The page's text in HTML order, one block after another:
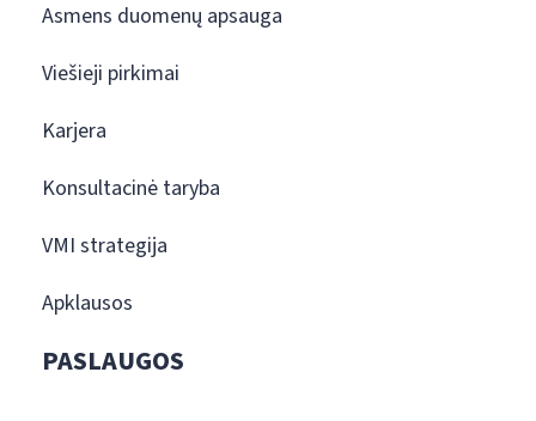
Asmens duomenų apsauga
Viešieji pirkimai
Karjera
Konsultacinė taryba
VMI strategija
Apklausos
PASLAUGOS